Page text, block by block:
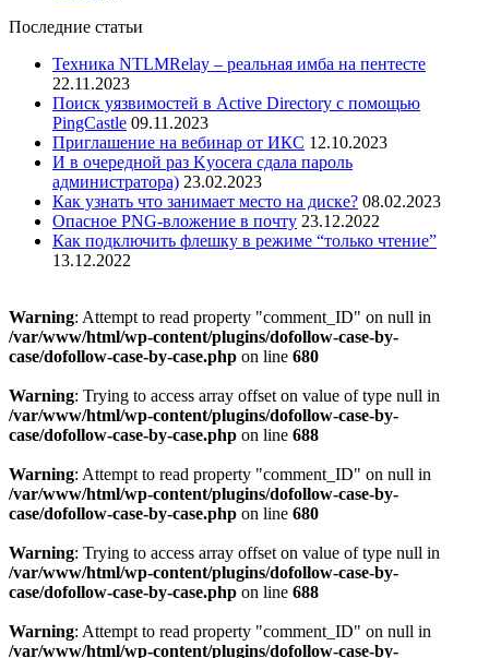
Последние статьи
Техника NTLMRelay – реальная имба на пентесте
22.11.2023
Поиск уязвимостей в Active Directory с помощью
PingCastle 09.11.2023
Приглашение на вебинар от ИКС 12.10.2023
И в очередной раз Kyocera сдала пароль
администратора) 23.02.2023
Как узнать что занимает место на диске? 08.02.2023
Опасное PNG-вложение в почту 23.12.2022
Как подключить флешку в режиме “только чтение”
13.12.2022
Warning: Attempt to read property "comment_ID" on null in
/var/www/html/wp-content/plugins/dofollow-case-by-
case/dofollow-case-by-case.php on line 680
Warning: Trying to access array offset on value of type null in
/var/www/html/wp-content/plugins/dofollow-case-by-
case/dofollow-case-by-case.php on line 688
Warning: Attempt to read property "comment_ID" on null in
/var/www/html/wp-content/plugins/dofollow-case-by-
case/dofollow-case-by-case.php on line 680
Warning: Trying to access array offset on value of type null in
/var/www/html/wp-content/plugins/dofollow-case-by-
case/dofollow-case-by-case.php on line 688
Warning: Attempt to read property "comment_ID" on null in
/var/www/html/wp-content/plugins/dofollow-case-by-